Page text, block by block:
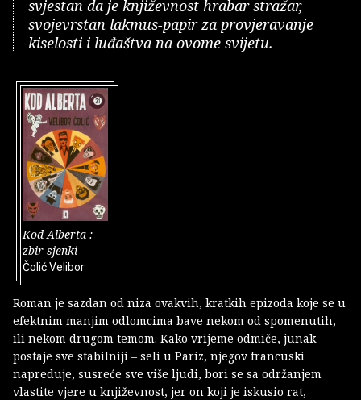
svjestan da je književnost hrabar stražar,
svojevrstan lakmus-papir za provjeravanje
kiselosti i luđaštva na ovome svijetu.
Kod Alberta :
zbir sjenki
Čolić Velibor
Roman je sazdan od niza ovakvih, kratkih epizoda koje se u
efektnim manjim odlomcima bave nekom od spomenutih,
ili nekom drugom temom. Kako vrijeme odmiče, junak
postaje sve stabilniji – seli u Pariz, njegov francuski
napreduje, susreće sve više ljudi, bori se sa održanjem
vlastite vjere u književnost, jer on koji je iskusio rat,